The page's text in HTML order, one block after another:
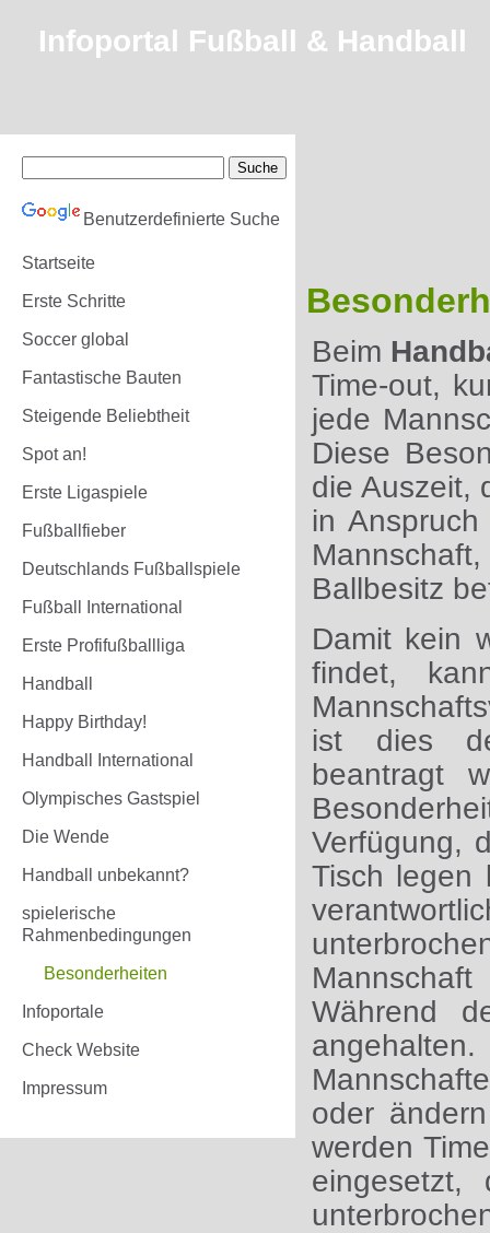
Infoportal Fußball & Handball
Benutzerdefinierte Suche
Startseite
Erste Schritte
Soccer global
Fantastische Bauten
Steigende Beliebtheit
Spot an!
Erste Ligaspiele
Fußballfieber
Deutschlands Fußballspiele
Fußball International
Erste Profifußballliga
Handball
Happy Birthday!
Handball International
Olympisches Gastspiel
Die Wende
Handball unbekannt?
spielerische
Rahmenbedingungen
Besonderheiten
Infoportale
Check Website
Impressum
Beim
Time-out,
jede
Diese
die Auszeit,
in
Ballbesitz
Damit kein
findet,
ist dies
beantragt
Verfügung,
Tisch legen
Während
oder
werden
eingesetzt,